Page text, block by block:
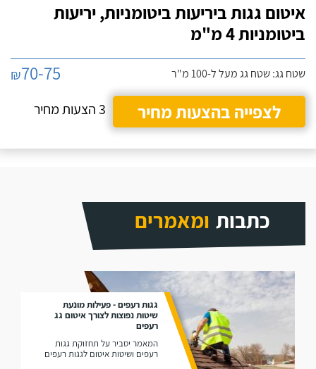
איטום גגות ביריעות ביטומניות, יריעות
ביטומניות 4 מ"מ
שטח גג: שטח גג מעל ל-100 מ"ר ₪70-75
לצפייה בהצעות מחיר
3 הצעות מחיר
כתבות ומאמרים
גגות רעפים - פעילות מונעת
שיטות נפוצות לצורך איטום גג
רעפים
המאמר יסביר על תחזוקת גגות
רעפים ושיטות איטום לגגות רעפים